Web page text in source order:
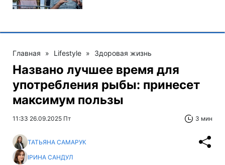
Главная » Lifestyle » Здоровая жизнь
Названо лучшее время для
употребления рыбы: принесет
максимум пользы
11:33 26.09.2025 Пт 3 мин
ТАТЬЯНА САМАРУК
ІРИНА САНДУЛ